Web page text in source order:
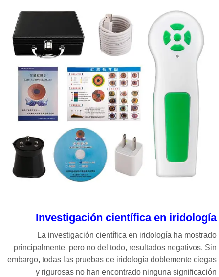
Investigación científica en
La investigación científica en iridología ha
principalmente, pero no del todo, resultados negativos.
embargo, todas las pruebas de iridología doblemente
y rigurosas no han encontrado ninguna